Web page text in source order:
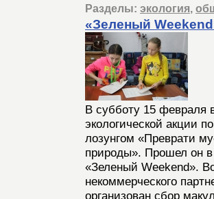
Разделы: экология,
«Зеленый
В субботу 15 февраля
экологической акции
лозунгом «Преврати
природы». Прошел он в
«Зеленый Weekend».
некоммерческого
организован сбор